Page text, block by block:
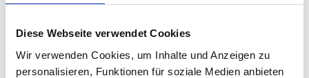
Diese Webseite verwendet Cookies
Wir verwenden Cookies, um Inhalte und Anzeigen zu
personalisieren, Funktionen für soziale Medien anbieten
DerAudoDuschabzieher ist reduziert auf ein Minimum und